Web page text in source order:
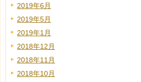
2019年6月
2019年5月
2019年1月
2018年12月
2018年11月
2018年10月